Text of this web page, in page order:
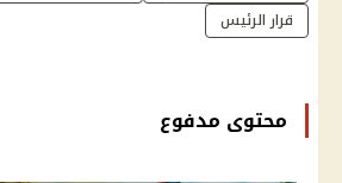
قرار الرئيس
محتوى مدفوع